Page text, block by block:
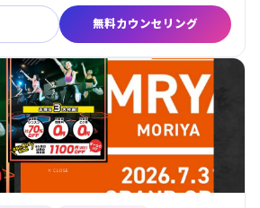
無料カウンセリング